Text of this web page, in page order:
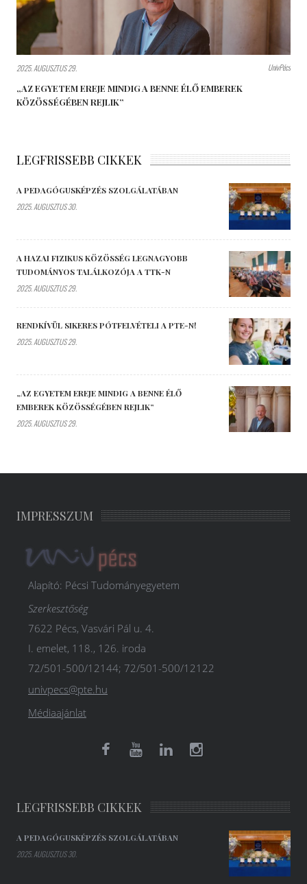
2025. AUGUSZTUS 29. UnivPécs
„AZ EGYETEM EREJE MINDIG A BENNE ÉLŐ EMBEREK
KÖZÖSSÉGÉBEN REJLIK”
LEGFRISSEBB CIKKEK
A PEDAGÓGUSKÉPZÉS SZOLGÁLATÁBAN
2025. AUGUSZTUS 30.
A HAZAI FIZIKUS KÖZÖSSÉG LEGNAGYOBB
TUDOMÁNYOS TALÁLKOZÓJA A TTK-N
2025. AUGUSZTUS 29.
RENDKÍVÜL SIKERES PÓTFELVÉTELI A PTE-N!
2025. AUGUSZTUS 29.
„AZ EGYETEM EREJE MINDIG A BENNE ÉLŐ
EMBEREK KÖZÖSSÉGÉBEN REJLIK”
2025. AUGUSZTUS 29.
IMPRESSZUM
Alapító: Pécsi Tudományegyetem
Szerkesztőség
7622 Pécs, Vasvári Pál u. 4.
I. emelet, 118., 126. iroda
72/501-500/12144; 72/501-500/12122
univpecs@pte.hu
Médiaajánlat
LEGFRISSEBB CIKKEK
A PEDAGÓGUSKÉPZÉS SZOLGÁLATÁBAN
2025. AUGUSZTUS 30.